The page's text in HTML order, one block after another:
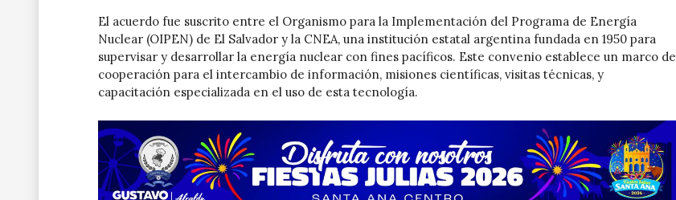
El acuerdo fue suscrito entre el Organismo para la Implementación del Programa de Energía
Nuclear (OIPEN) de El Salvador y la CNEA, una institución estatal argentina fundada en 1950 para
supervisar y desarrollar la energía nuclear con fines pacíficos. Este convenio establece un marco de
cooperación para el intercambio de información, misiones científicas, visitas técnicas, y
capacitación especializada en el uso de esta tecnología.